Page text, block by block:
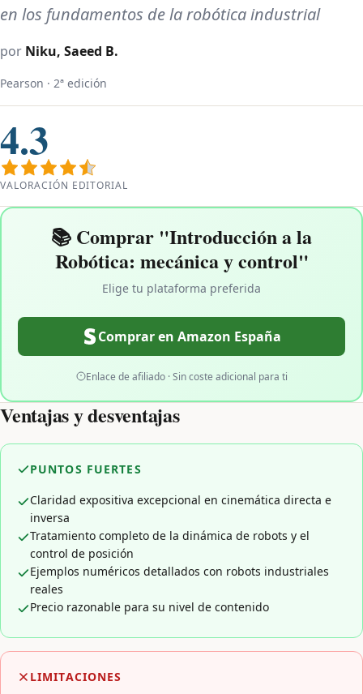
en los fundamentos de la robótica industrial
por Niku, Saeed B.
Pearson · 2ª edición
4.3
VALORACIÓN EDITORIAL
📚 Comprar "Introducción a la
Robótica: mecánica y control"
Elige tu plataforma preferida
Comprar en Amazon España
Enlace de afiliado · Sin coste adicional para ti
Ventajas y desventajas
PUNTOS FUERTES
Claridad expositiva excepcional en cinemática directa e
inversa
Tratamiento completo de la dinámica de robots y el
control de posición
Ejemplos numéricos detallados con robots industriales
reales
Precio razonable para su nivel de contenido
LIMITACIONES